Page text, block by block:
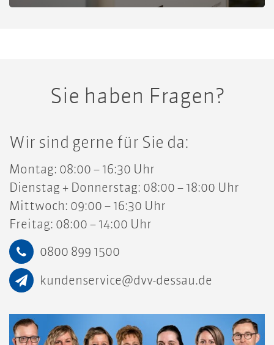
Sie haben Fragen?
Wir sind gerne für Sie da:
Montag: 08:00 – 16:30 Uhr
Dienstag + Donnerstag: 08:00 – 18:00 Uhr
Mittwoch: 09:00 – 16:30 Uhr
Freitag: 08:00 – 14:00 Uhr
0800 899 1500
kundenservice@dvv-dessau.de